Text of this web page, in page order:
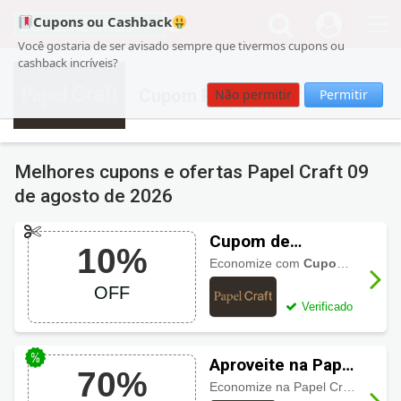
Cupons ou Cashback
Você gostaria de ser avisado sempre que tivermos cupons ou
cashback incríveis?
Não permitir Permitir
Cupom Papel Craft
Melhores cupons e ofertas Papel Craft 09
de agosto de 2026
10%
OFF
Cupom de
desconto Papel
Craft 10% OFF
Economize comCupom de desconto Papel Craft 10% OFF
Verificado
70%
Aproveite na Papel
Craft até 70% OFFEconomize na Papel Craft com desconto até 70% OFF na categoria Sale!